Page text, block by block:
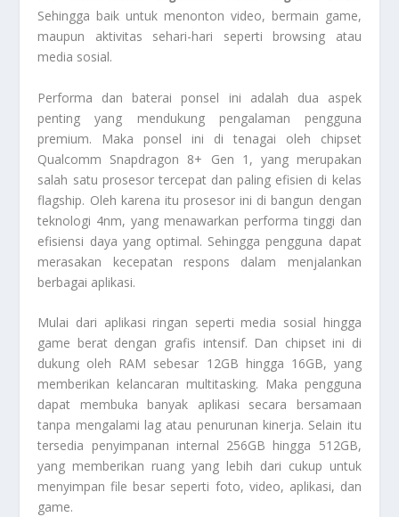
Sehingga baik untuk menonton video, bermain game,
maupun aktivitas sehari-hari seperti browsing atau
media sosial.
Performa dan baterai ponsel ini adalah dua aspek
penting yang mendukung pengalaman pengguna
premium. Maka ponsel ini di tenagai oleh chipset
Qualcomm Snapdragon 8+ Gen 1, yang merupakan
salah satu prosesor tercepat dan paling efisien di kelas
flagship. Oleh karena itu prosesor ini di bangun dengan
teknologi 4nm, yang menawarkan performa tinggi dan
efisiensi daya yang optimal. Sehingga pengguna dapat
merasakan kecepatan respons dalam menjalankan
berbagai aplikasi.
Mulai dari aplikasi ringan seperti media sosial hingga
game berat dengan grafis intensif. Dan chipset ini di
dukung oleh RAM sebesar 12GB hingga 16GB, yang
memberikan kelancaran multitasking. Maka pengguna
dapat membuka banyak aplikasi secara bersamaan
tanpa mengalami lag atau penurunan kinerja. Selain itu
tersedia penyimpanan internal 256GB hingga 512GB,
yang memberikan ruang yang lebih dari cukup untuk
menyimpan file besar seperti foto, video, aplikasi, dan
game.